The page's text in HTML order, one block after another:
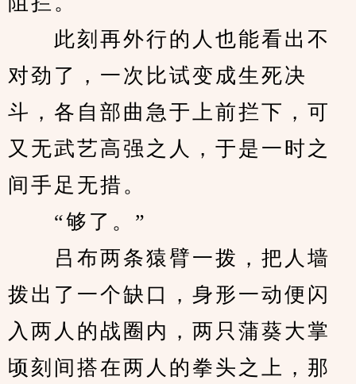
此刻再外行的人也能看出不
对劲了，一次比试变成生死决
斗，各自部曲急于上前拦下，可
又无武艺高强之人，于是一时之
间手足无措。
“够了。”
吕布两条猿臂一拨，把人墙
拨出了一个缺口，身形一动便闪
入两人的战圈内，两只蒲葵大掌
顷刻间搭在两人的拳头之上，那